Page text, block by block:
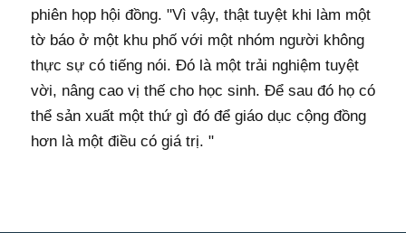
phiên họp hội đồng. "Vì vậy, thật tuyệt khi làm một
tờ báo ở một khu phố với một nhóm người không
thực sự có tiếng nói. Đó là một trải nghiệm tuyệt
vời, nâng cao vị thế cho học sinh. Để sau đó họ có
thể sản xuất một thứ gì đó để giáo dục cộng đồng
hơn là một điều có giá trị. "